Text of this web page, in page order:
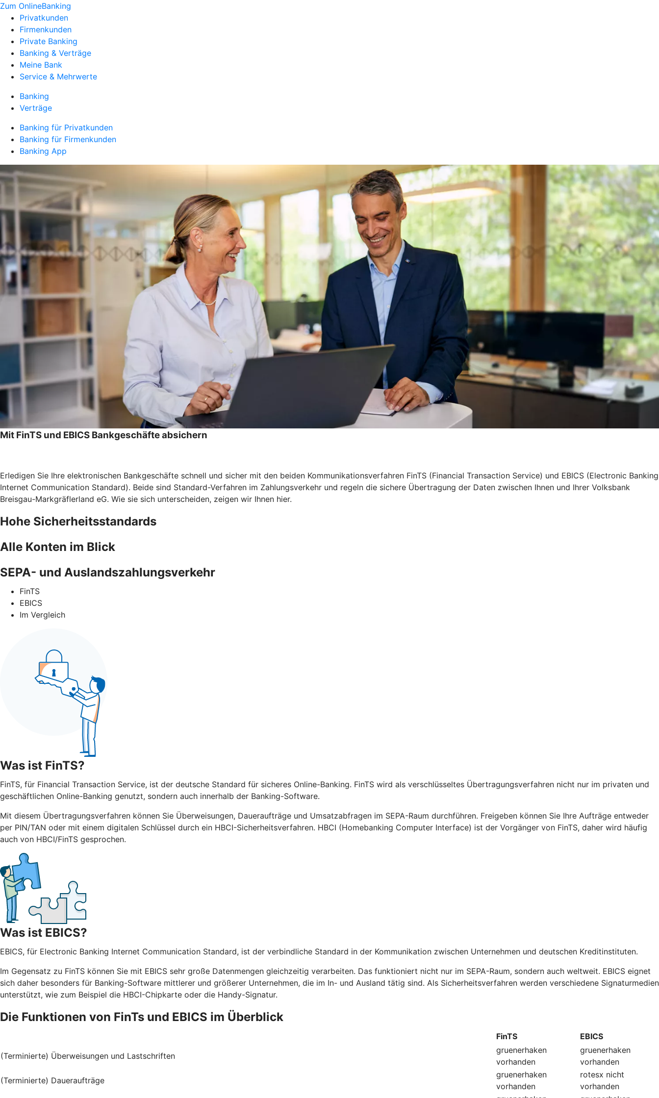
Zum OnlineBanking
Privatkunden
Firmenkunden
Private Banking
Banking & Verträge
Meine Bank
Service & Mehrwerte
Banking
Verträge
Banking für Privatkunden
Banking für Firmenkunden
Banking App
Mit FinTS und EBICS Bankgeschäfte absichern
Erledigen Sie Ihre elektronischen Bankgeschäfte schnell und sicher mit den beiden Kommunikationsverfahren FinTS (Financial Transaction Service) und EBICS (Electronic Banking
Internet Communication Standard). Beide sind Standard-Verfahren im Zahlungsverkehr und regeln die sichere Übertragung der Daten zwischen Ihnen und Ihrer Volksbank
Breisgau-Markgräflerland eG. Wie sie sich unterscheiden, zeigen wir Ihnen hier.
Hohe Sicherheitsstandards
Alle Konten im Blick
SEPA- und Auslandszahlungsverkehr
FinTS
EBICS
Im Vergleich
Was ist FinTS?
FinTS, für Financial Transaction Service, ist der deutsche Standard für sicheres Online-Banking. FinTS wird als verschlüsseltes Übertragungsverfahren nicht nur im privaten und
geschäftlichen Online-Banking genutzt, sondern auch innerhalb der Banking-Software.
Mit diesem Übertragungsverfahren können Sie Überweisungen, Daueraufträge und Umsatzabfragen im SEPA-Raum durchführen. Freigeben können Sie Ihre Aufträge entweder
per PIN/TAN oder mit einem digitalen Schlüssel durch ein HBCI-Sicherheitsverfahren. HBCI (Homebanking Computer Interface) ist der Vorgänger von FinTS, daher wird häufig
auch von HBCI/FinTS gesprochen.
Was ist EBICS?
EBICS, für Electronic Banking Internet Communication Standard, ist der verbindliche Standard in der Kommunikation zwischen Unternehmen und deutschen Kreditinstituten.
Im Gegensatz zu FinTS können Sie mit EBICS sehr große Datenmengen gleichzeitig verarbeiten. Das funktioniert nicht nur im SEPA-Raum, sondern auch weltweit. EBICS eignet
sich daher besonders für Banking-Software mittlerer und größerer Unternehmen, die im In- und Ausland tätig sind. Als Sicherheitsverfahren werden verschiedene Signaturmedien
unterstützt, wie zum Beispiel die HBCI-Chipkarte oder die Handy-Signatur.
Die Funktionen von FinTs und EBICS im Überblick
FinTS
EBICS
(Terminierte) Überweisungen und Lastschriften
gruenerhaken
vorhanden
gruenerhaken
vorhanden
(Terminierte) Daueraufträge
gruenerhaken
vorhanden
rotesx nicht
vorhanden